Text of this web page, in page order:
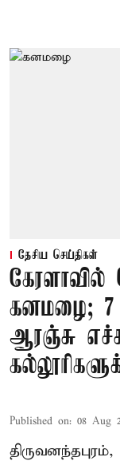
தேசிய செய்திகள்
கேரளாவில்
கனமழை; 7
ஆரஞ்சு
Published on: 08 Aug
திருவனந்தபுரம்,